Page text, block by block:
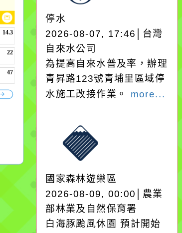
停水
2026-08-07, 17:46│台灣
自來水公司
為提高自來水普及率，辦理
青昇路123號青埔里區域停
水施工改接作業。 more...
國家森林遊樂區
2026-08-09, 00:00│農業
部林業及自然保育署
白海豚颱風休園 預計開始
在而變清澈。